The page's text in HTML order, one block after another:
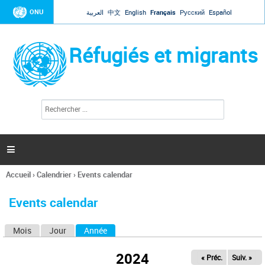
Jump to navigation
ONU العربية 中文 English Français Русский Español
Réfugiés et migrants
l
c
h
e

Vous
ici
Accueil›Calendrier› Events calendar
Events calendar
Mois Jour Année
2024 « Préc. Suiv. »